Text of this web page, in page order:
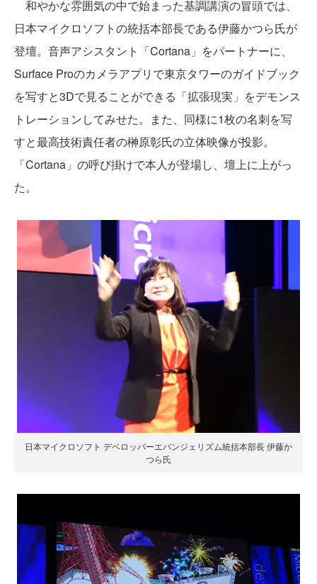
和やかな雰囲気の中で始まった基調講演の冒頭では、
日本マイクロソフトの統括本部長である伊藤かつら氏が
登壇。音声アシスタント「Cortana」をパートナーに、
Surface Proのカメラアプリで東京タワーのガイドブック
を写すと3Dで見ることができる「拡張現実」をデモンス
トレーションしてみせた。また、同様に1枚の名刺を写
すと最高技術責任者の榊原彰氏の立体映像が投影。
「Cortana」の呼び掛けで本人が登場し、壇上に上がっ
た。
日本マイクロソフト デベロッパーエバンジェリズム統括本部長 伊藤か
つら氏